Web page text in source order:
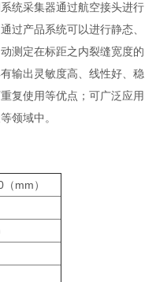
统采集器通过航空接头进行
过产品系统可以进行静态、
测定在标距之内裂缝宽度的
输出灵敏度高、线性好、稳
复使用等优点；可广泛应用
领域中。
mm）